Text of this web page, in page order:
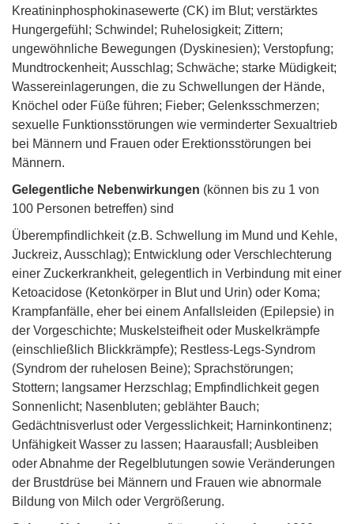
Kreatininphosphokinasewerte (CK) im Blut; verstärktes
Hungergefühl; Schwindel; Ruhelosigkeit; Zittern;
ungewöhnliche Bewegungen (Dyskinesien); Verstopfung;
Mundtrockenheit; Ausschlag; Schwäche; starke Müdigkeit;
Wassereinlagerungen, die zu Schwellungen der Hände,
Knöchel oder Füße führen; Fieber; Gelenksschmerzen;
sexuelle Funktionsstörungen wie verminderter Sexualtrieb
bei Männern und Frauen oder Erektionsstörungen bei
Männern.
Gelegentliche Nebenwirkungen (können bis zu 1 von
100 Personen betreffen) sind
Überempfindlichkeit (z.B. Schwellung im Mund und Kehle,
Juckreiz, Ausschlag); Entwicklung oder Verschlechterung
einer Zuckerkrankheit, gelegentlich in Verbindung mit einer
Ketoacidose (Ketonkörper in Blut und Urin) oder Koma;
Krampfanfälle, eher bei einem Anfallsleiden (Epilepsie) in
der Vorgeschichte; Muskelsteifheit oder Muskelkrämpfe
(einschließlich Blickkrämpfe); Restless-Legs-Syndrom
(Syndrom der ruhelosen Beine); Sprachstörungen;
Stottern; langsamer Herzschlag; Empfindlichkeit gegen
Sonnenlicht; Nasenbluten; geblähter Bauch;
Gedächtnisverlust oder Vergesslichkeit; Harninkontinenz;
Unfähigkeit Wasser zu lassen; Haarausfall; Ausbleiben
oder Abnahme der Regelblutungen sowie Veränderungen
der Brustdrüse bei Männern und Frauen wie abnormale
Bildung von Milch oder Vergrößerung.